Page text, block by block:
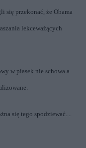
się przekonać, że Obama
lekceważących
w piasek nie schowa a
się tego spodziewać....